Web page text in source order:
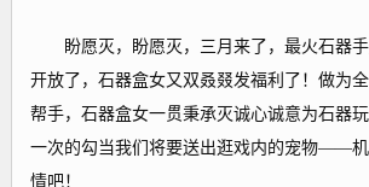
盼愿灭，盼愿灭，三月来了，最火石器手
开放了，石器盒女又双叒叕发福利了！做为
帮手，石器盒女一贯秉承灭诚心诚意为石器
一次的勾当我们将要送出逛戏内的宠物——
情吧！